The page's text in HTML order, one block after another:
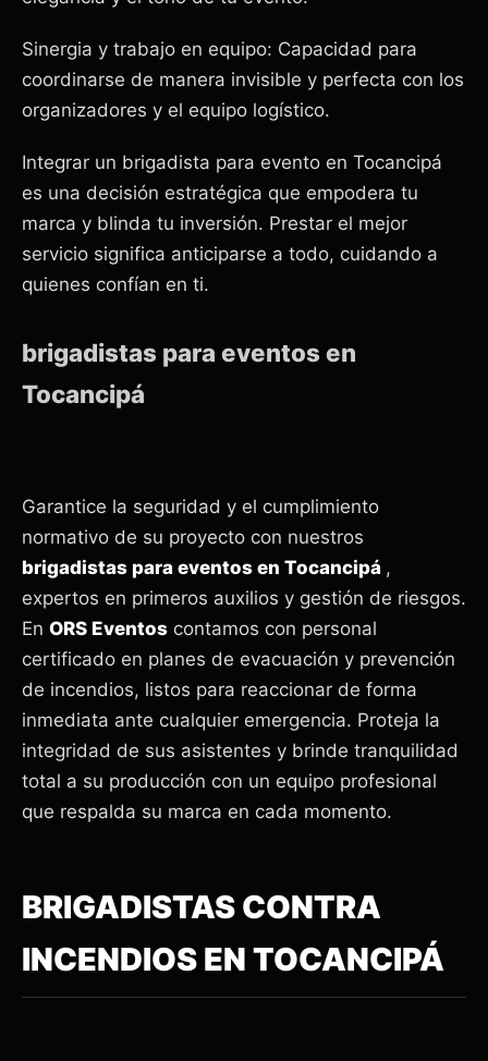
Sinergia y trabajo en equipo: Capacidad para
coordinarse de manera invisible y perfecta con los
organizadores y el equipo logístico.
Integrar un brigadista para evento en Tocancipá
es una decisión estratégica que empodera tu
marca y blinda tu inversión. Prestar el mejor
servicio significa anticiparse a todo, cuidando a
quienes confían en ti.
brigadistas para eventos en
Tocancipá
Garantice la seguridad y el cumplimiento
normativo de su proyecto con nuestros
brigadistas para eventos en Tocancipá ,
expertos en primeros auxilios y gestión de riesgos.
En ORS Eventos contamos con personal
certificado en planes de evacuación y prevención
de incendios, listos para reaccionar de forma
inmediata ante cualquier emergencia. Proteja la
integridad de sus asistentes y brinde tranquilidad
total a su producción con un equipo profesional
que respalda su marca en cada momento.
BRIGADISTAS CONTRA
INCENDIOS EN TOCANCIPÁ